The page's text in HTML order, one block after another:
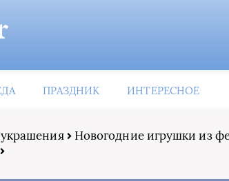
ПРАЗДНИК ИНТЕРЕСНОЕ
Новогодние игрушки из